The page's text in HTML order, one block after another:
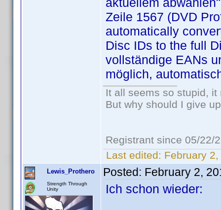
Zeile 1567 (DVD
automatically
Disc IDs to the full
vollständige EANs
möglich,
It all seems so stupid,
But why should I give
Registrant since 05/22/
Last edited: February
Lewis_Prothero
Strength Through
Unity
Posted: February 2,
Ich schon wieder: